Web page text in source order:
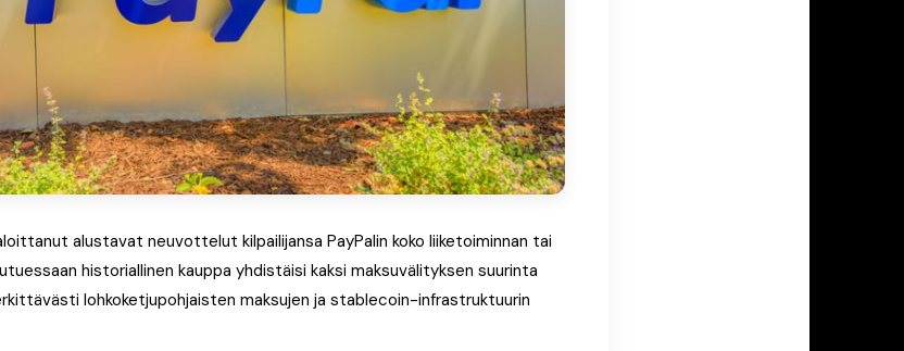
alustavat neuvottelut kilpailijansa PayPalin koko liiketoiminnan tai
historiallinen kauppa yhdistäisi kaksi maksuvälityksen suurinta
lohkoketjupohjaisten maksujen ja stablecoin-infrastruktuurin